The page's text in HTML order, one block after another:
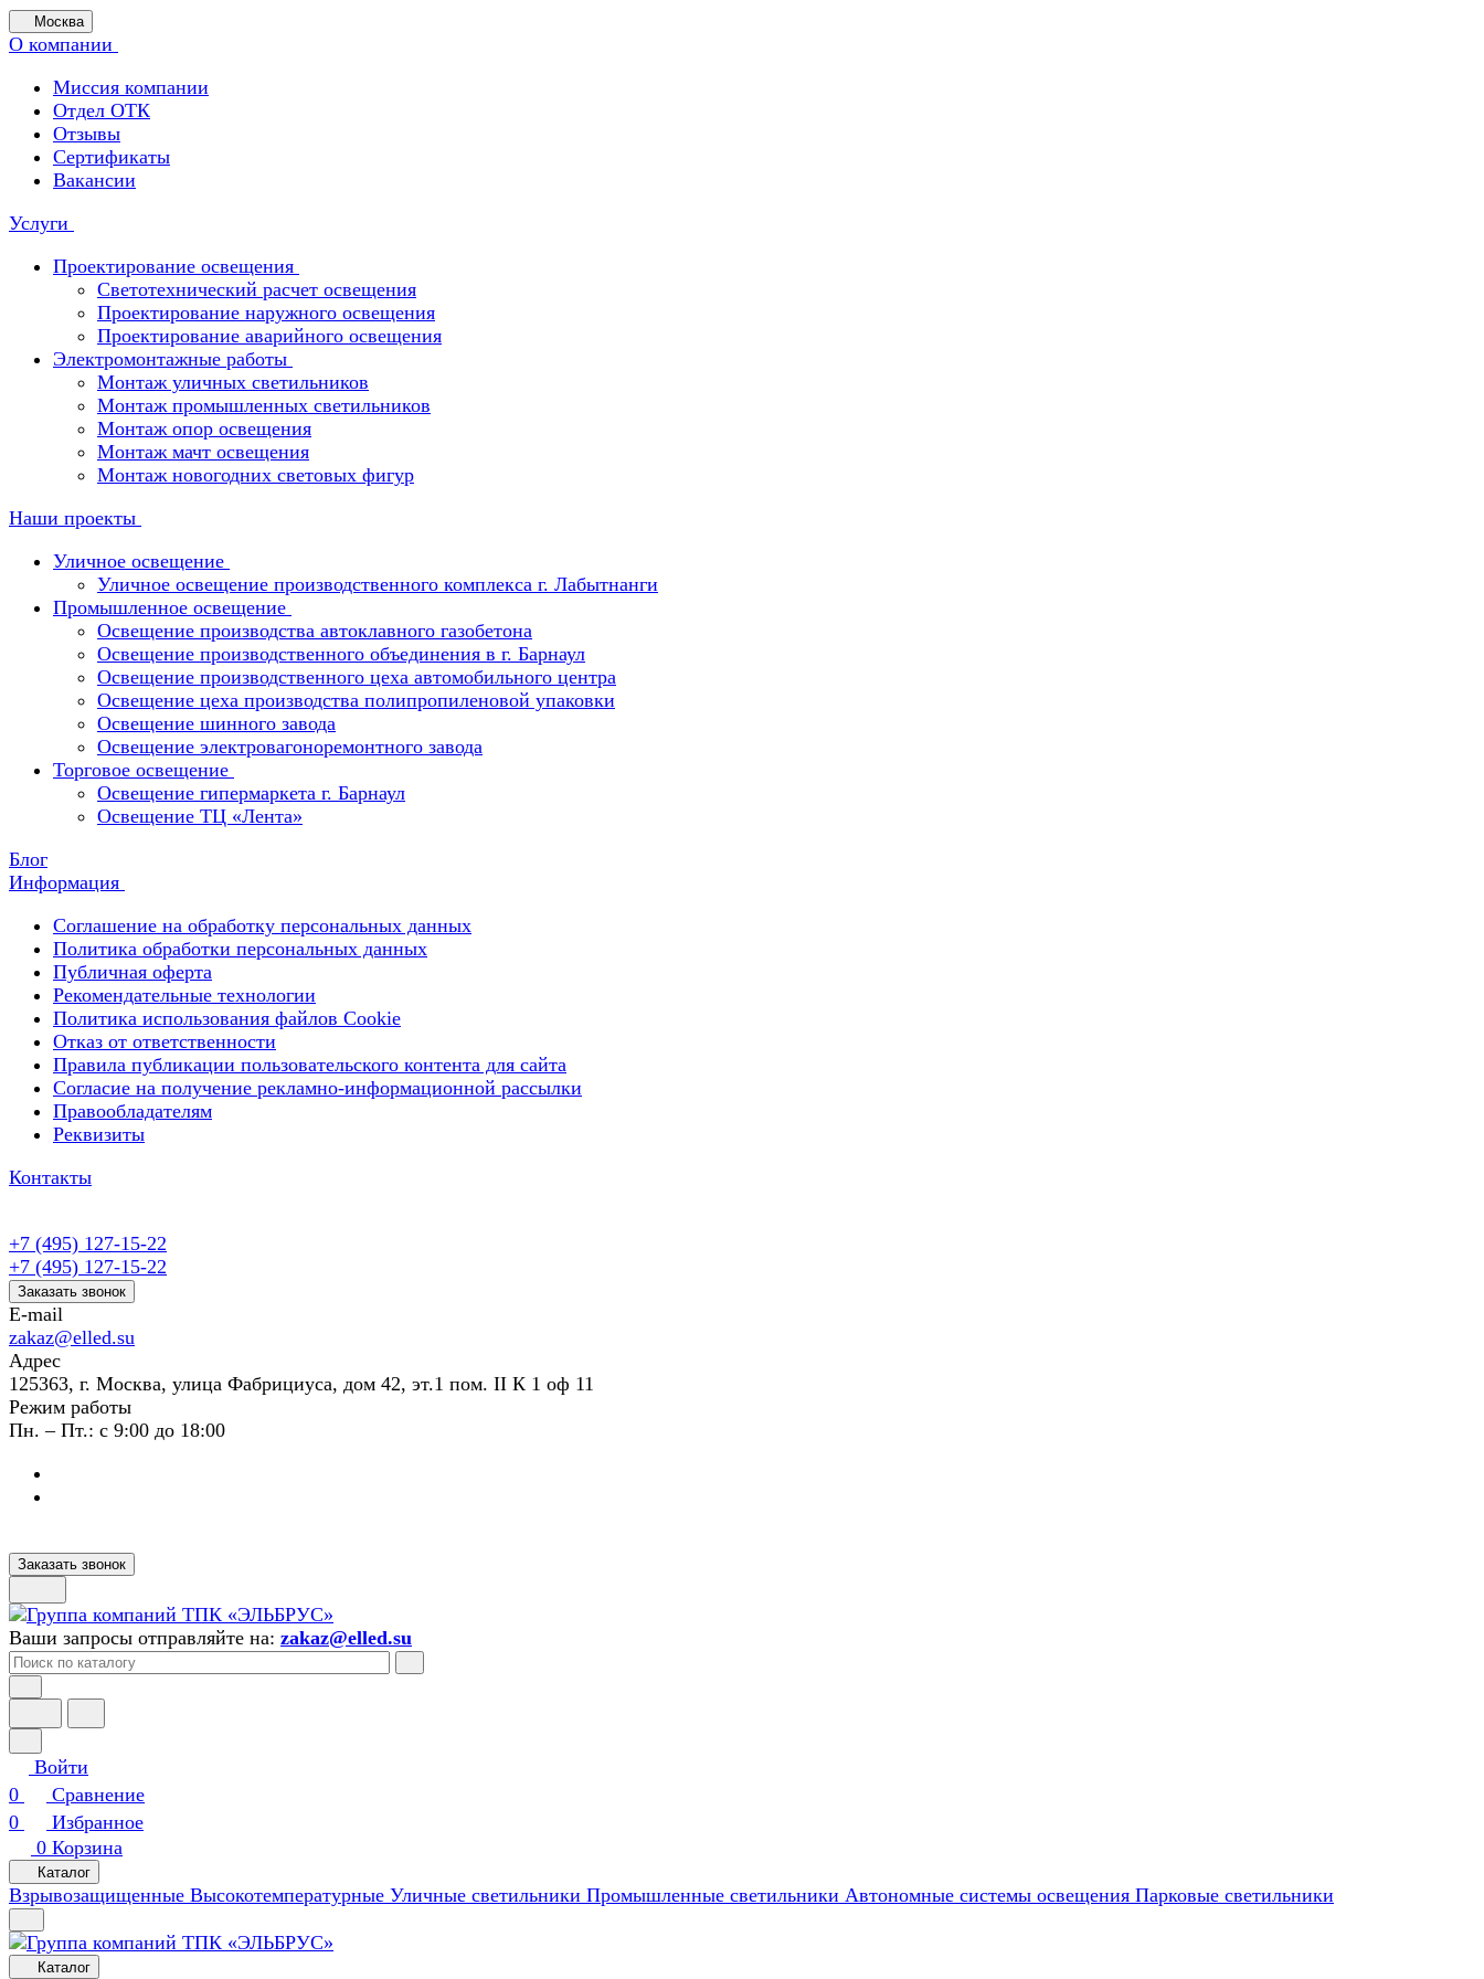
Москва
О компании
Миссия компании
Отдел ОТК
Отзывы
Сертификаты
Вакансии
Услуги
Проектирование освещения
Светотехнический расчет освещения
Проектирование наружного освещения
Проектирование аварийного освещения
Электромонтажные работы
Монтаж уличных светильников
Монтаж промышленных светильников
Монтаж опор освещения
Монтаж мачт освещения
Монтаж новогодних световых фигур
Наши проекты
Уличное освещение
Уличное освещение производственного комплекса г. Лабытнанги
Промышленное освещение
Освещение производства автоклавного газобетона
Освещение производственного объединения в г. Барнаул
Освещение производственного цеха автомобильного центра
Освещение цеха производства полипропиленовой упаковки
Освещение шинного завода
Освещение электровагоноремонтного завода
Торговое освещение
Освещение гипермаркета г. Барнаул
Освещение ТЦ «Лента»
Блог
Информация
Соглашение на обработку персональных данных
Политика обработки персональных данных
Публичная оферта
Рекомендательные технологии
Политика использования файлов Cookie
Отказ от ответственности
Правила публикации пользовательского контента для сайта
Согласие на получение рекламно-информационной рассылки
Правообладателям
Реквизиты
Контакты
+7 (495) 127-15-22
+7 (495) 127-15-22
Заказать звонок
E-mail
zakaz@elled.su
Адрес
125363, г. Москва, улица Фабрициуса, дом 42, эт.1 пом. II К 1 оф 11
Режим работы
Пн. – Пт.: с 9:00 до 18:00
Заказать звонок
Ваши запросы отправляйте на: zakaz@elled.su
Войти
0
Сравнение
0
Избранное
0 Корзина
Каталог
Взрывозащищенные Высокотемпературные Уличные светильники Промышленные светильники Автономные системы освещения Парковые светильники
Каталог